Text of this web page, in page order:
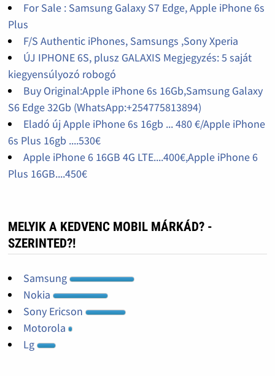
For Sale : Samsung Galaxy S7 Edge, Apple iPhone 6s
Plus
F/S Authentic iPhones, Samsungs ,Sony Xperia
ÚJ IPHONE 6S, plusz GALAXIS Megjegyzés: 5 saját
kiegyensúlyozó robogó
Buy Original:Apple iPhone 6s 16Gb,Samsung Galaxy
S6 Edge 32Gb (WhatsApp:+254775813894)
Eladó új Apple iPhone 6s 16gb ... 480 €/Apple iPhone
6s Plus 16gb ....530€
Apple iPhone 6 16GB 4G LTE....400€,Apple iPhone 6
Plus 16GB....450€
MELYIK A KEDVENC MOBIL MÁRKÁD? -
SZERINTED?!
Samsung
Nokia
Sony Ericson
Motorola
Lg